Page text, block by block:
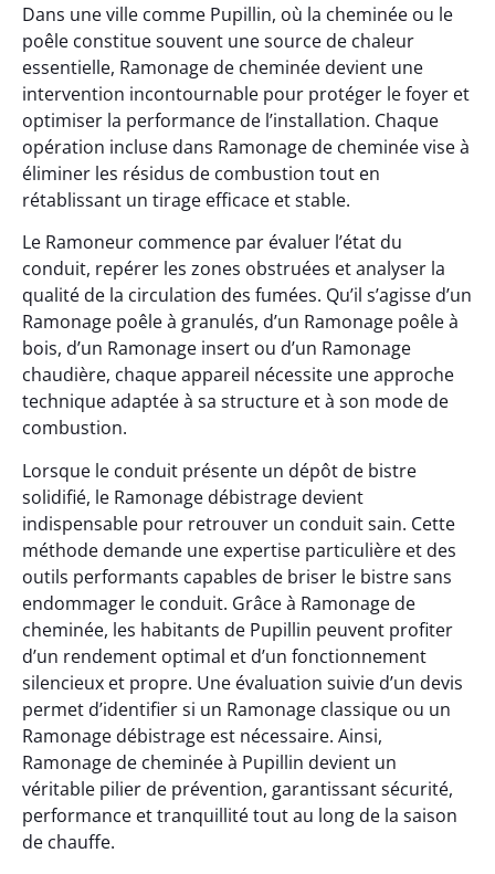
Dans une ville comme Pupillin, où la cheminée ou le
poêle constitue souvent une source de chaleur
essentielle, Ramonage de cheminée devient une
intervention incontournable pour protéger le foyer et
optimiser la performance de l’installation. Chaque
opération incluse dans Ramonage de cheminée vise à
éliminer les résidus de combustion tout en
rétablissant un tirage efficace et stable.
Le Ramoneur commence par évaluer l’état du
conduit, repérer les zones obstruées et analyser la
qualité de la circulation des fumées. Qu’il s’agisse d’un
Ramonage poêle à granulés, d’un Ramonage poêle à
bois, d’un Ramonage insert ou d’un Ramonage
chaudière, chaque appareil nécessite une approche
technique adaptée à sa structure et à son mode de
combustion.
Lorsque le conduit présente un dépôt de bistre
solidifié, le Ramonage débistrage devient
indispensable pour retrouver un conduit sain. Cette
méthode demande une expertise particulière et des
outils performants capables de briser le bistre sans
endommager le conduit. Grâce à Ramonage de
cheminée, les habitants de Pupillin peuvent profiter
d’un rendement optimal et d’un fonctionnement
silencieux et propre. Une évaluation suivie d’un devis
permet d’identifier si un Ramonage classique ou un
Ramonage débistrage est nécessaire. Ainsi,
Ramonage de cheminée à Pupillin devient un
véritable pilier de prévention, garantissant sécurité,
performance et tranquillité tout au long de la saison
de chauffe.